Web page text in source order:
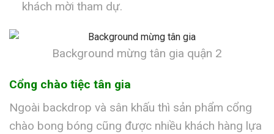
khách mời tham dự.
Background mừng tân gia quận 2
Cổng chào tiệc tân gia
Ngoài backdrop và sân khấu thì sản phẩm cổng
chào bong bóng cũng được nhiều khách hàng lựa